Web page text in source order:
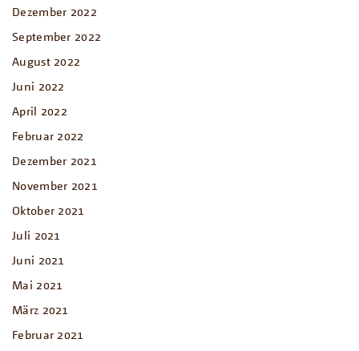
Dezember 2022
September 2022
August 2022
Juni 2022
April 2022
Februar 2022
Dezember 2021
November 2021
Oktober 2021
Juli 2021
Juni 2021
Mai 2021
März 2021
Februar 2021